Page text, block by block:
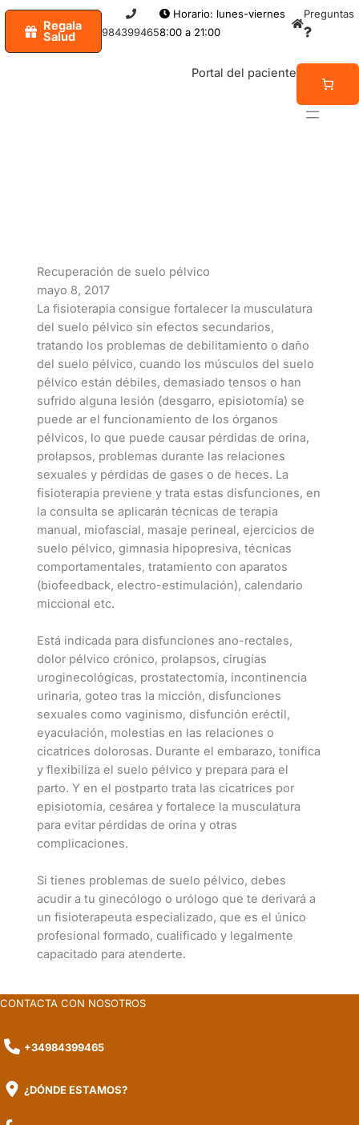
Ir
contenido
Regala
Salud 984399465
Horario: lunes-viernes
8:00 a 21:00
Preguntas
Portal del paciente
Recuperación de suelo pélvico
mayo 8, 2017
La fisioterapia consigue fortalecer la musculatura
del suelo pélvico sin efectos secundarios,
tratando los problemas de debilitamiento o daño
del suelo pélvico, cuando los músculos del suelo
pélvico están débiles, demasiado tensos o han
sufrido alguna lesión (desgarro, episiotomía) se
puede ar el funcionamiento de los órganos
pélvicos, lo que puede causar pérdidas de orina,
prolapsos, problemas durante las relaciones
sexuales y pérdidas de gases o de heces. La
fisioterapia previene y trata estas disfunciones, en
la consulta se aplicarán técnicas de terapia
manual, miofascial, masaje perineal, ejercicios de
suelo pélvico, gimnasia hipopresiva, técnicas
comportamentales, tratamiento con aparatos
(biofeedback, electro-estimulación), calendario
miccional etc.
Está indicada para disfunciones ano-rectales,
dolor pélvico crónico, prolapsos, cirugías
uroginecológicas, prostatectomía, incontinencia
urinaria, goteo tras la micción, disfunciones
sexuales como vaginismo, disfunción eréctil,
eyaculación, molestias en las relaciones o
cicatrices dolorosas. Durante el embarazo, tonifica
y flexibiliza el suelo pélvico y prepara para el
parto. Y en el postparto trata las cicatrices por
episiotomía, cesárea y fortalece la musculatura
para evitar pérdidas de orina y otras
complicaciones.
Si tienes problemas de suelo pélvico, debes
acudir a tu ginecólogo o urólogo que te derivará a
un fisioterapeuta especializado, que es el único
profesional formado, cualificado y legalmente
capacitado para atenderte.
CONTACTA CON NOSOTROS
+34984399465
¿DÓNDE ESTAMOS?